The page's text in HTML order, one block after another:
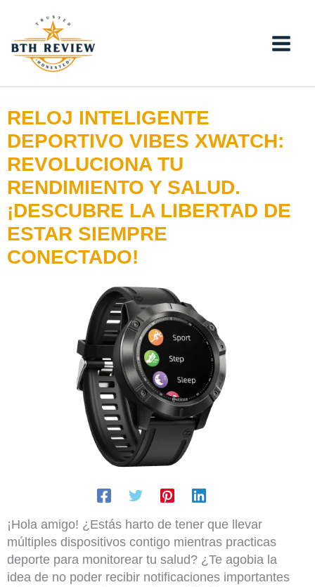
content
RELOJ INTELIGENTE
DEPORTIVO VIBES XWATCH:
REVOLUCIONA TU
RENDIMIENTO Y SALUD.
¡DESCUBRE LA LIBERTAD DE
ESTAR SIEMPRE
CONECTADO!
¡Hola amigo! ¿Estás harto de tener que llevar
múltiples dispositivos contigo mientras practicas
deporte para monitorear tu salud? ¿Te agobia la
idea de no poder recibir notificaciones importantes